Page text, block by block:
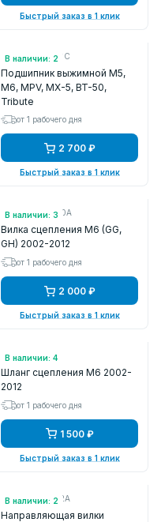
Быстрый заказ в 1 клик
В наличии: 2
Арт.: G56116510C
Подшипник выжимной M5,
M6, MPV, MX-5, BT-50,
Tribute
от 1 рабочего дня
2 700 ₽
Быстрый заказ в 1 клик
В наличии: 3
Арт.: KL0316520A
Вилка сцепления M6 (GG,
GH) 2002-2012
от 1 рабочего дня
2 000 ₽
Быстрый заказ в 1 клик
В наличии: 4
Арт.: ZVA380H
Шланг сцепления M6 2002-
2012
от 1 рабочего дня
1 500 ₽
Быстрый заказ в 1 клик
В наличии: 2
Арт.: FE6916102A
Направляющая вилки